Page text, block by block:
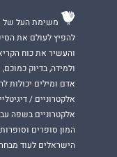
משימת העל של
להפיץ לעולם את
והעשיר את כוח
ולמידה, בדיוק
אדם ומילים יכולות
אלקטרוניים /
אלקטרוניים בשפה
המון סופרים
הישראלים לעוד